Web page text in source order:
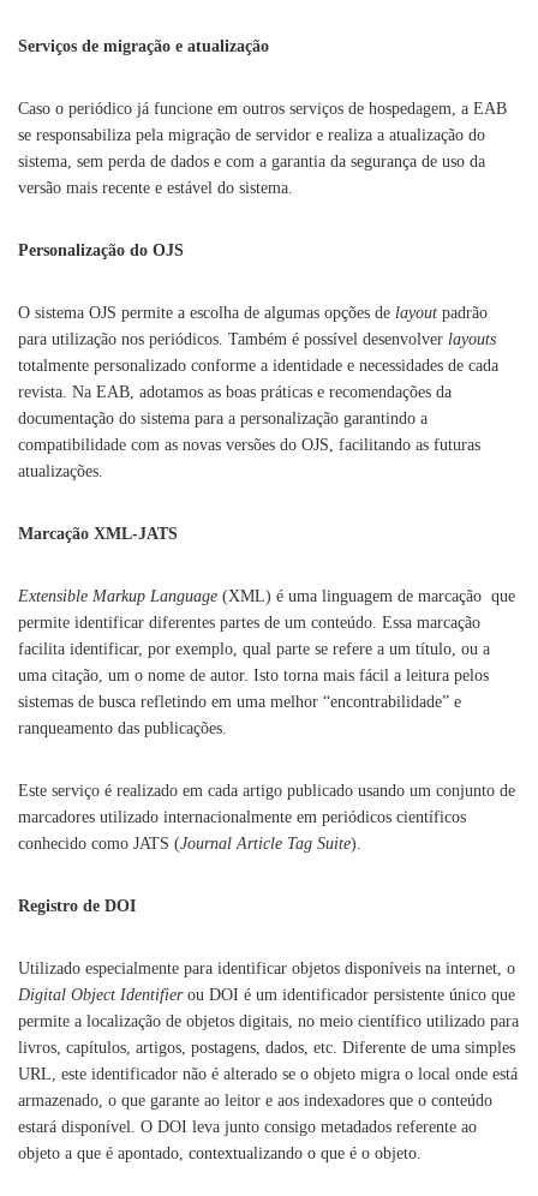
Serviços de migração e atualização
Caso o periódico já funcione em outros serviços de hospedagem, a EAB
se responsabiliza pela migração de servidor e realiza a atualização do
sistema, sem perda de dados e com a garantia da segurança de uso da
versão mais recente e estável do sistema.
Personalização do OJS
O sistema OJS permite a escolha de algumas opções de layout padrão
para utilização nos periódicos. Também é possível desenvolver layouts
totalmente personalizado conforme a identidade e necessidades de cada
revista. Na EAB, adotamos as boas práticas e recomendações da
documentação do sistema para a personalização garantindo a
compatibilidade com as novas versões do OJS, facilitando as futuras
atualizações.
Marcação XML-JATS
Extensible Markup Language (XML) é uma linguagem de marcação que
permite identificar diferentes partes de um conteúdo. Essa marcação
facilita identificar, por exemplo, qual parte se refere a um título, ou a
uma citação, um o nome de autor. Isto torna mais fácil a leitura pelos
sistemas de busca refletindo em uma melhor “encontrabilidade” e
ranqueamento das publicações.
Este serviço é realizado em cada artigo publicado usando um conjunto de
marcadores utilizado internacionalmente em periódicos científicos
conhecido como JATS (Journal Article Tag Suite).
Registro de DOI
Utilizado especialmente para identificar objetos disponíveis na internet, o
Digital Object Identifierou DOI é um identificador persistente único que
permite a localização de objetos digitais, no meio científico utilizado para
livros, capítulos, artigos, postagens, dados, etc. Diferente de uma simples
URL, este identificador não é alterado se o objeto migra o local onde está
armazenado, o que garante ao leitor e aos indexadores que o conteúdo
estará disponível. O DOI leva junto consigo metadados referente ao
objeto a que é apontado, contextualizando o que é o objeto.